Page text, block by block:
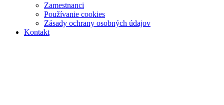
Zamestnanci
Používanie cookies
Zásady ochrany osobných údajov
Kontakt